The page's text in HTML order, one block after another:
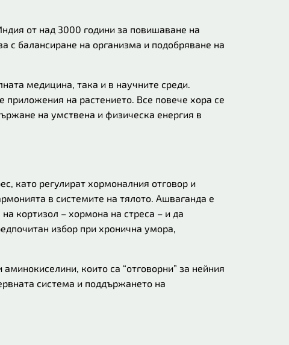
от над 3000 години за повишаване на
с балансиране на организма и подобряване на
медицина, така и в научните среди.
приложения на растението. Все повече хора се
на умствена и физическа енергия в
като регулират хормоналния отговор и
в системите на тялото. Ашваганда е
кортизол – хормона на стреса – и да
избор при хронична умора,
които са “отговорни” за нейния
система и поддържането на